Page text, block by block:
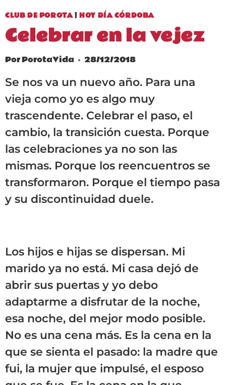
CLUB DE POROTA|HOY DÍA CÓRDOBA
Celebrar en la vejez
PorPorotaVida 28/12/2018
Se nos va un nuevo año. Para una
vieja como yo es algo muy
trascendente. Celebrar el paso, el
cambio, la transición cuesta. Porque
las celebraciones ya no son las
mismas. Porque los reencuentros se
transformaron. Porque el tiempo pasa
y su discontinuidad duele.
Los hijos e hijas se dispersan. Mi
marido ya no está. Mi casa dejó de
abrir sus puertas y yo debo
adaptarme a disfrutar de la noche,
esa noche, del mejor modo posible.
No es una cena más. Es la cena en la
que se sienta el pasado: la madre que
fui, la mujer que impulsé, el esposo